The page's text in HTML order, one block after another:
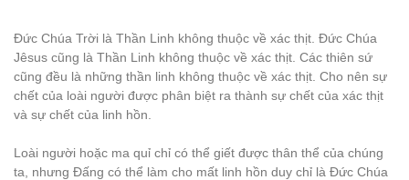
Đức Chúa Trời là Thần Linh không thuộc về xác thịt. Đức Chúa
Jêsus cũng là Thần Linh không thuộc về xác thịt. Các thiên sứ
cũng đều là những thần linh không thuộc về xác thịt. Cho nên sự
chết của loài người được phân biệt ra thành sự chết của xác thịt
và sự chết của linh hồn.
Loài người hoặc ma quỉ chỉ có thể giết được thân thể của chúng
ta, nhưng Đấng có thể làm cho mất linh hồn duy chỉ là Đức Chúa